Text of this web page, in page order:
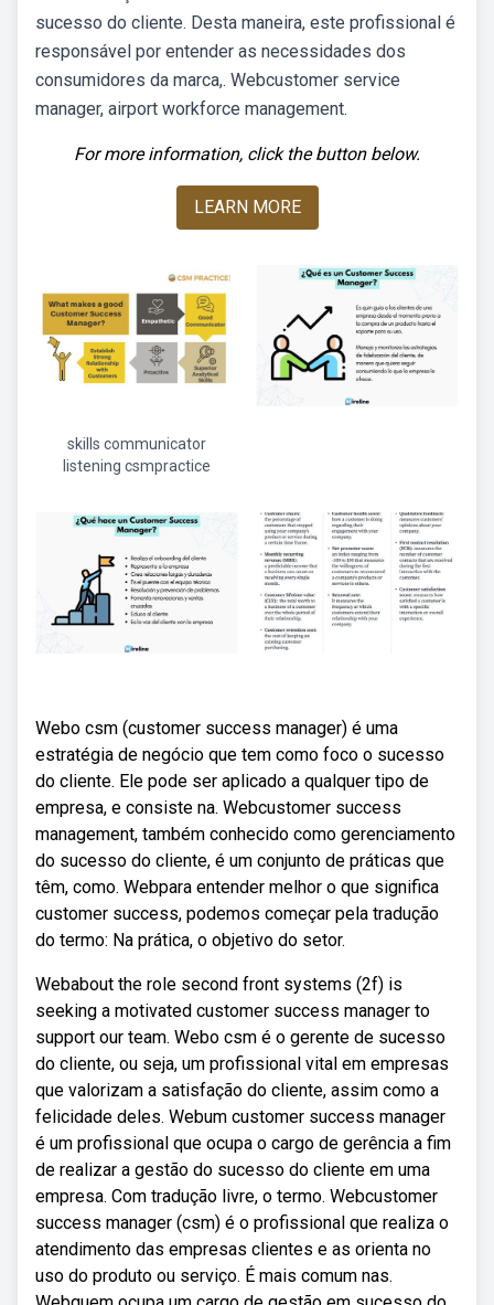
sucesso do cliente. Desta maneira, este profissional é
responsável por entender as necessidades dos
consumidores da marca,. Webcustomer service
manager, airport workforce management.
For more information, click the button below.
LEARN MORE
skills communicator
listening csmpractice
Webo csm (customer success manager) é uma
estratégia de negócio que tem como foco o sucesso
do cliente. Ele pode ser aplicado a qualquer tipo de
empresa, e consiste na. Webcustomer success
management, também conhecido como gerenciamento
do sucesso do cliente, é um conjunto de práticas que
têm, como. Webpara entender melhor o que significa
customer success, podemos começar pela tradução
do termo: Na prática, o objetivo do setor.
Webabout the role second front systems (2f) is
seeking a motivated customer success manager to
support our team. Webo csm é o gerente de sucesso
do cliente, ou seja, um profissional vital em empresas
que valorizam a satisfação do cliente, assim como a
felicidade deles. Webum customer success manager
é um profissional que ocupa o cargo de gerência a fim
de realizar a gestão do sucesso do cliente em uma
empresa. Com tradução livre, o termo. Webcustomer
success manager (csm) é o profissional que realiza o
atendimento das empresas clientes e as orienta no
uso do produto ou serviço. É mais comum nas.